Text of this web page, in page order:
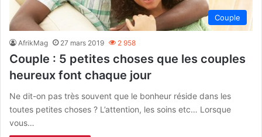
Couple
AfrikMag 27 mars 2019 2 958
Couple : 5 petites choses que les couples
heureux font chaque jour
Ne dit-on pas très souvent que le bonheur réside dans les
toutes petites choses ? L’attention, les soins etc… Lorsque
vous…